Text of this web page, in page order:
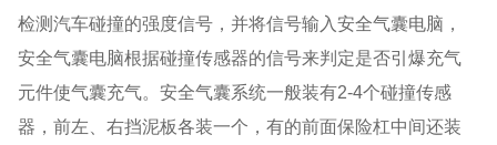
检测汽车碰撞的强度信号，并将信号输入安全气囊电脑，
安全气囊电脑根据碰撞传感器的信号来判定是否引爆充气
元件使气囊充气。安全气囊系统一般装有2-4个碰撞传感
器，前左、右挡泥板各装一个，有的前面保险杠中间还装